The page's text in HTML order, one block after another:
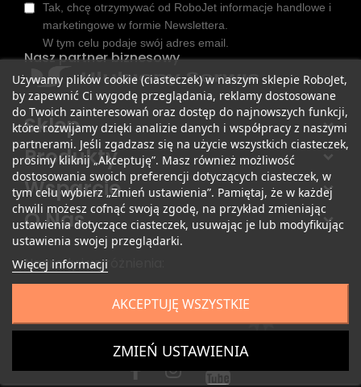
Sklep
Produkty
Wsparcie
O Nas
Używamy plików cookie (ciasteczek) w naszym sklepie RoboJet,
by zapewnić Ci wygodę przeglądania, reklamy dostosowane
do Twoich zainteresowań oraz dostęp do najnowszych funkcji,
które rozwijamy dzięki analizie danych i współpracy z naszymi
partnerami. Jeśli zgadzasz się na użycie wszystkich ciasteczek,
prosimy kliknij „Akceptuję”. Masz również możliwość
dostosowania swoich preferencji dotyczących ciasteczek, w
tym celu wybierz „Zmień ustawienia”. Pamiętaj, że w każdej
chwili możesz cofnąć swoją zgodę, na przykład zmieniając
ustawienia dotyczące ciasteczek, usuwając je lub modyfikując
ustawienia swojej przeglądarki.
Więcej informacji
AKCEPTUJĘ WSZYSTKIE
ZMIEŃ USTAWIENIA
Tak, chcę otrzymywać od RoboJet informacje handlowe i
marketingowe w formie Newslettera.
W tym celu podaje swój adres email.
Nasz partner biznesowy
Nagrody i wyróżnienia: